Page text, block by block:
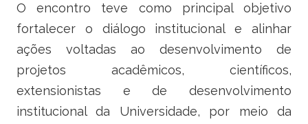
Ministério do Esporte
Ministério do Turismo
Ministério da Integração Nacional
O encontro teve como principal objetivo
fortalecer o diálogo institucional e alinhar
ações voltadas ao desenvolvimento de
projetos acadêmicos, científicos,
extensionistas e de desenvolvimento
institucional da Universidade, por meio da